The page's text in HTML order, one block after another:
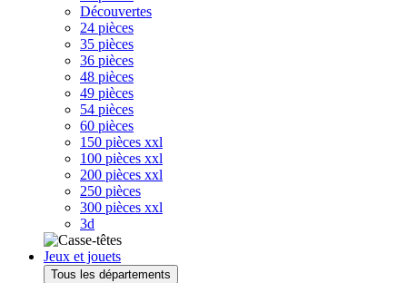
Découvertes
24 pièces
35 pièces
36 pièces
48 pièces
49 pièces
54 pièces
60 pièces
150 pièces xxl
100 pièces xxl
200 pièces xxl
250 pièces
300 pièces xxl
3d
Jeux et jouets
Tous les départements